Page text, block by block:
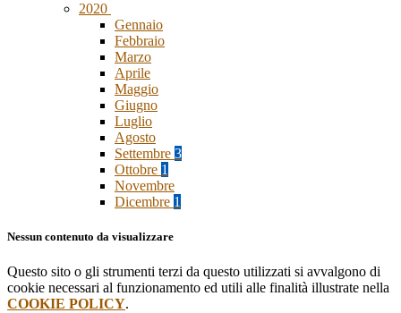
2020
Gennaio
Febbraio
Marzo
Aprile
Maggio
Giugno
Luglio
Agosto
Settembre 3
Ottobre 1
Novembre
Dicembre 1
Nessun contenuto da visualizzare
Questo sito o gli strumenti terzi da questo utilizzati si avvalgono di
cookie necessari al funzionamento ed utili alle finalità illustrate nella
COOKIE POLICY.